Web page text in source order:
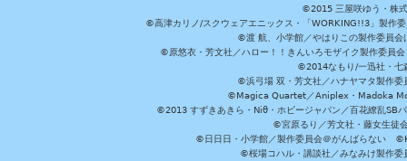
©2015 三屋咲ゆう・株
©高津カリノ/スクウェアエニックス・「WORKING!!3」製作
©渡 航、小学館／やはりこの製作委員
©原悠衣・芳文社／ハロー！！きんいろモザイク製作委員
©2014なもり/一迅社・
©浜弓場 双・芳文社／ハナヤマタ製作
©Magica Quartet／Aniplex・Madoka
©2013 すずきあきら・Niθ・ホビージャパン／百花繚乱
©宮原るり／芳文社・藤女生徒
©日日日・小学館／製作委員会＠がんばらない
©桜場コハル・講談社／みなみけ製作